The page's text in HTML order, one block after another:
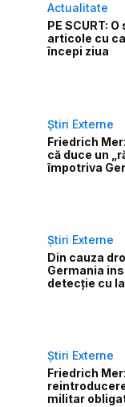
Actualitate
PE SCURT:
articole cu
începi ziua
Știri Externe
Friedrich
că duce un
împotriva
Știri Externe
Din cauza
Germania
detecție cu
Știri Externe
Friedrich
militar